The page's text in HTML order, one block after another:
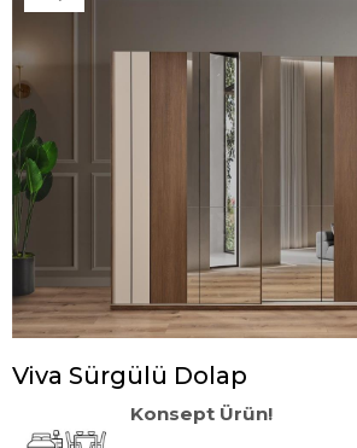
Viva Sürgülü Dolap
Konsept Ürün!